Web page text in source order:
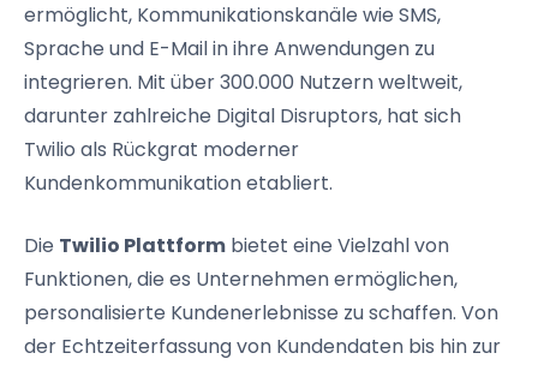
ermöglicht, Kommunikationskanäle wie SMS,
Sprache und E-Mail in ihre Anwendungen zu
integrieren. Mit über 300.000 Nutzern weltweit,
darunter zahlreiche Digital Disruptors, hat sich
Twilio als Rückgrat moderner
Kundenkommunikation etabliert.
Die Twilio Plattform bietet eine Vielzahl von
Funktionen, die es Unternehmen ermöglichen,
personalisierte Kundenerlebnisse zu schaffen. Von
der Echtzeiterfassung von Kundendaten bis hin zur